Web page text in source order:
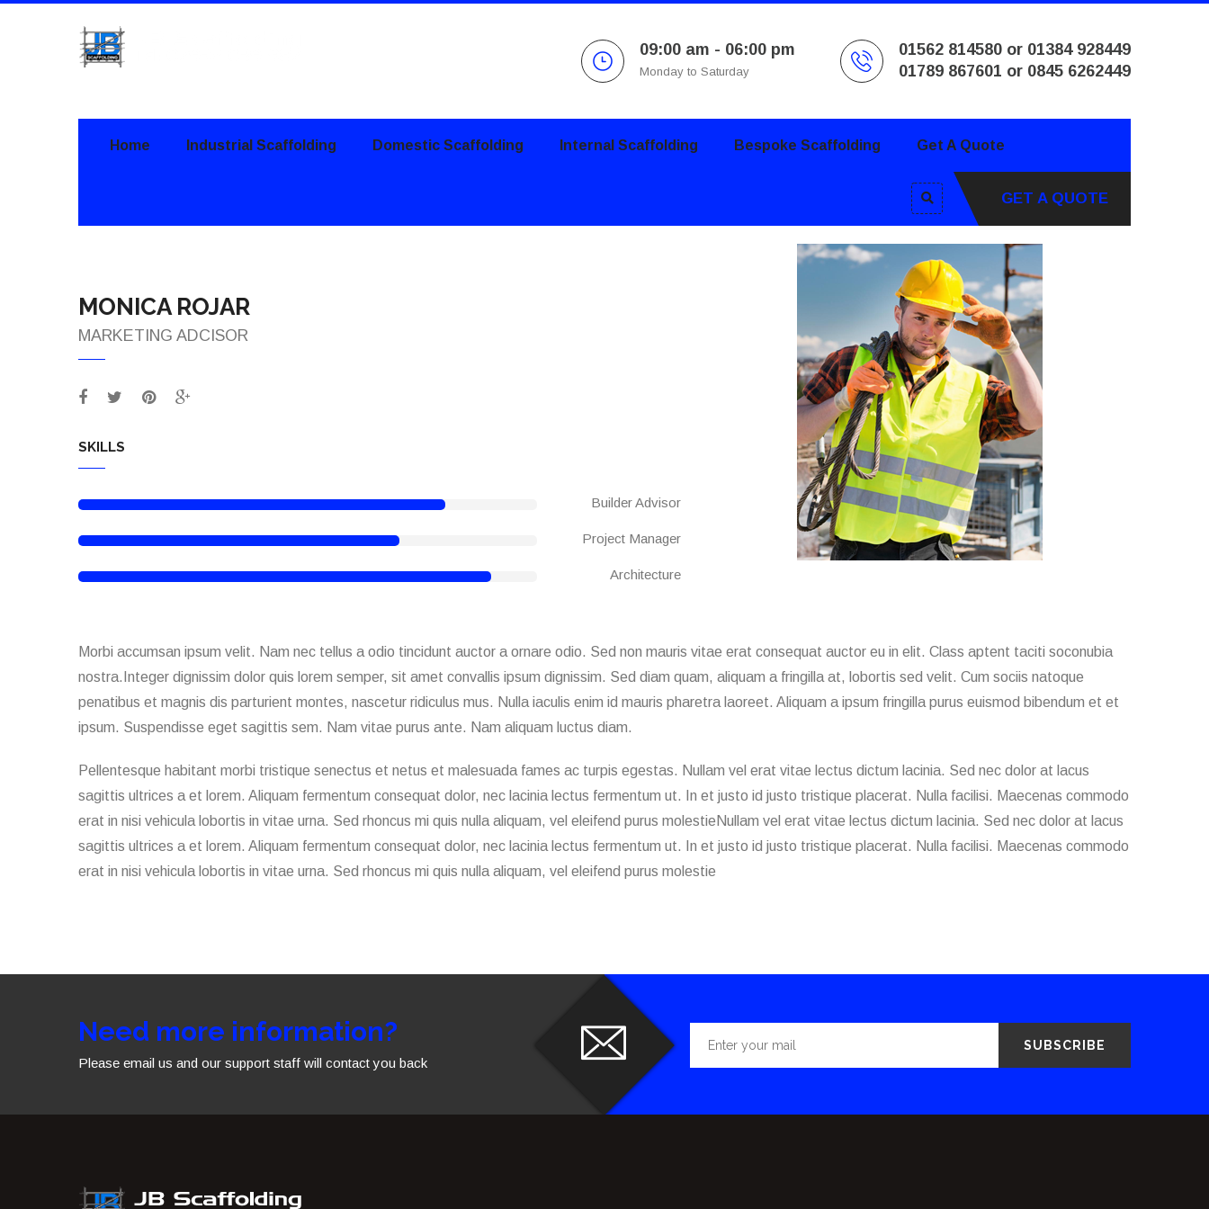
09:00 am - 06:00 pm
Monday to Saturday
01562 814580 or 01384 928449
01789 867601 or 0845 6262449
Home Industrial Scaffolding Domestic Scaffolding Internal Scaffolding Bespoke Scaffolding Get A Quote
GET A QUOTE
MONICA ROJAR
MARKETING ADCISOR
SKILLS
Builder Advisor
Project Manager
Architecture
Morbi accumsan ipsum velit. Nam nec tellus a odio tincidunt auctor a ornare odio. Sed non mauris vitae erat consequat auctor eu in elit. Class aptent taciti soconubia
nostra.Integer dignissim dolor quis lorem semper, sit amet convallis ipsum dignissim. Sed diam quam, aliquam a fringilla at, lobortis sed velit. Cum sociis natoque
penatibus et magnis dis parturient montes, nascetur ridiculus mus. Nulla iaculis enim id mauris pharetra laoreet. Aliquam a ipsum fringilla purus euismod bibendum et et
ipsum. Suspendisse eget sagittis sem. Nam vitae purus ante. Nam aliquam luctus diam.
Pellentesque habitant morbi tristique senectus et netus et malesuada fames ac turpis egestas. Nullam vel erat vitae lectus dictum lacinia. Sed nec dolor at lacus
sagittis ultrices a et lorem. Aliquam fermentum consequat dolor, nec lacinia lectus fermentum ut. In et justo id justo tristique placerat. Nulla facilisi. Maecenas commodo
erat in nisi vehicula lobortis in vitae urna. Sed rhoncus mi quis nulla aliquam, vel eleifend purus molestieNullam vel erat vitae lectus dictum lacinia. Sed nec dolor at lacus
sagittis ultrices a et lorem. Aliquam fermentum consequat dolor, nec lacinia lectus fermentum ut. In et justo id justo tristique placerat. Nulla facilisi. Maecenas commodo
erat in nisi vehicula lobortis in vitae urna. Sed rhoncus mi quis nulla aliquam, vel eleifend purus molestie
Need more information?
Please email us and our support staff will contact you back
SUBSCRIBE